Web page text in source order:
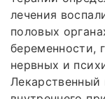
лечения
половых
беременности,
нервных и
Лекарственный